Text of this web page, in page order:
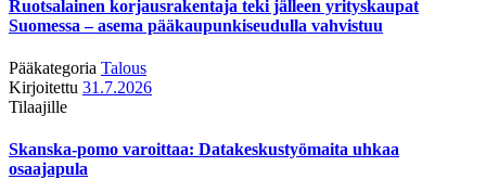
Ruotsalainen korjausrakentaja teki jälleen yrityskaupat
Suomessa – asema pääkaupunkiseudulla vahvistuu
Pääkategoria Talous
Kirjoitettu 31.7.2026
Tilaajille
Skanska-pomo varoittaa: Datakeskustyömaita uhkaa
osaajapula